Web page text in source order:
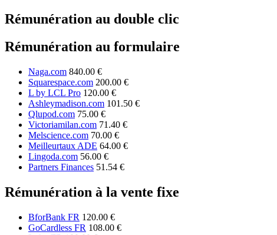
Rémunération au double clic
Rémunération au formulaire
Naga.com 840.00 €
Squarespace.com 200.00 €
L by LCL Pro 120.00 €
Ashleymadison.com 101.50 €
Qlupod.com 75.00 €
Victoriamilan.com 71.40 €
Melscience.com 70.00 €
Meilleurtaux ADE 64.00 €
Lingoda.com 56.00 €
Partners Finances 51.54 €
Rémunération à la vente fixe
BforBank FR 120.00 €
GoCardless FR 108.00 €